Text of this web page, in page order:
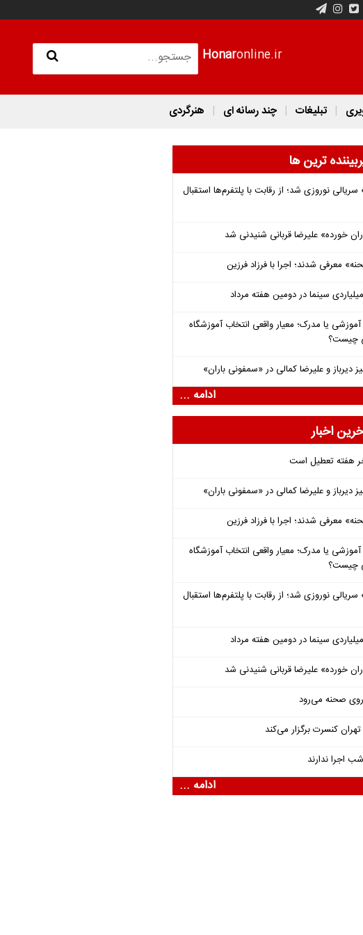
Honaronline.ir
تبلیغات چند رسانه ای هنرگردی
ترین ها
نوروزی شد؛ از رقابت با پلتفرم‌ها استقبال
خورده» علیرضا قربانی شنیدنی شد
معرفی شدند؛ اجرا با فرزاد فرزین
آموزشی یا مدرک؛ معیار واقعی انتخاب آموزشگاه
چیست؟
دیرباز و علیرضا کمالی در «سمفونی باران»
ادامه ...
اخبار
هفته تعطیل است
دیرباز و علیرضا کمالی در «سمفونی باران»
معرفی شدند؛ اجرا با فرزاد فرزین
آموزشی یا مدرک؛ معیار واقعی انتخاب آموزشگاه
چیست؟
نوروزی شد؛ از رقابت با پلتفرم‌ها استقبال
خورده» علیرضا قربانی شنیدنی شد
صحنه می‌رود
کنسرت برگزار می‌کند
اجرا ندارند
ادامه ...